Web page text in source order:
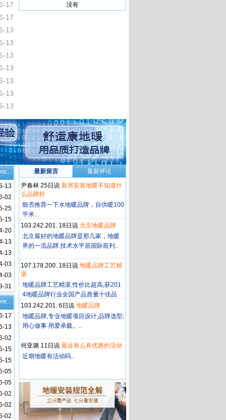
17
17
13
13
13
13
13
13
13
没有
13
02
25
15
20
13
13
03
03
31
17
13
02
15
15
05
05
02
02
02
最新留言
最新评论
尹春林 25日说 新房安装地暖不知道什
么品牌好
能否推荐一下水地暖品牌，自供暖100
平米..
103.242.201. 18日说 北京地暖品牌
北京最好的地暖品牌是那几家，地暖
界的一流品牌.技术水平居国际前列..
107.178.200. 18日说 地暖品牌工艺精
湛
地暖品牌工艺精湛,性价比超高,获201
4地暖品牌行业全国产品质量十佳品
牌!..
103.242.201. 6日说 地暖品牌
地暖品牌,专业地暖项目设计,品牌选型,
用心做事 用爱承载。..
何亚璐 11日说 最近有么有优惠的活动
近期地暖有活动吗..